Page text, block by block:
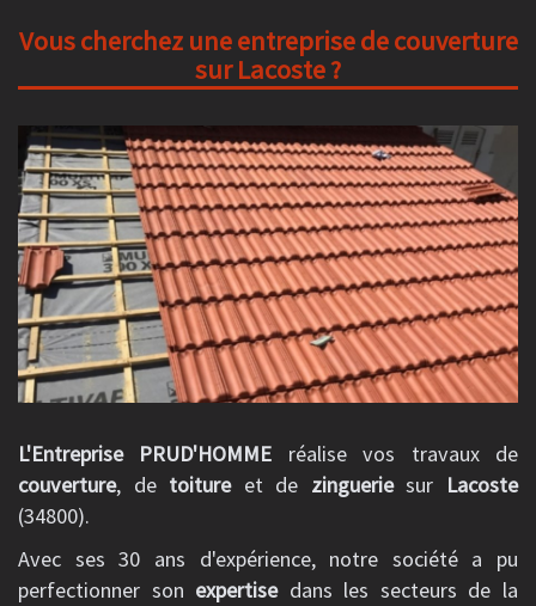
Vous cherchez une entreprise de couverture
sur Lacoste ?
L'Entreprise PRUD'HOMME réalise vos travaux de
couverture, de toitureet de zingueriesur Lacoste
(34800).
Avec ses 30 ans d'expérience, notre société a pu
perfectionner son expertisedans les secteurs de la